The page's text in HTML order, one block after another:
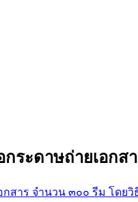
ระดาษถ่ายเอก
สาร จํานวน ๓๐๐ รีม โดย